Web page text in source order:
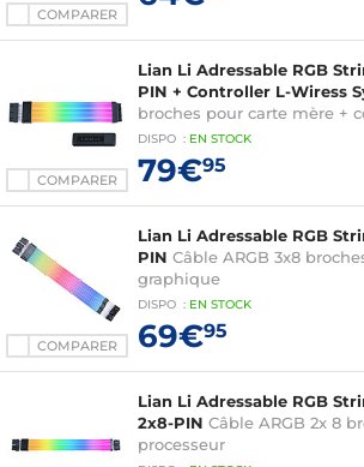
COMPARER
COMPARER
Lian Li Adressable RGB
PIN + Controller L-Wiress
broches pour carte mère +
DISPO : EN STOCK
79€95
COMPARER
Lian Li Adressable RGB
PIN Câble ARGB 3x8
graphique
DISPO : EN STOCK
69€95
Lian Li Adressable RGB
2x8-PIN Câble ARGB 2x 8
processeur